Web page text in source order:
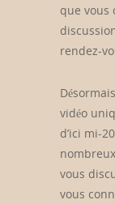
que vous
rendez-
vidéo
d’ici mi-
vous
vous